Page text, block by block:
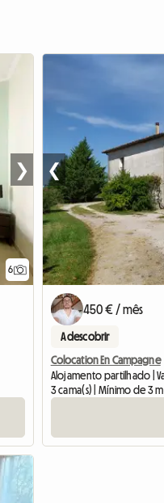
6
❯ ❮
450 € / mês
A descobrir
Colocation En Campagne
Alojamento partilhado |
3 cama(s) | Mínimo de 3